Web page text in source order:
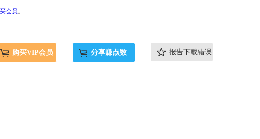
会员。
购买VIP会员 分享赚点数 报告下载错误